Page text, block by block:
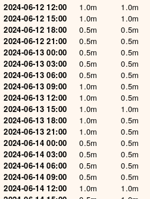
2024-06-12 12:00
2024-06-12 15:00
2024-06-12 18:00
2024-06-12 21:00
2024-06-13 00:00
2024-06-13 03:00
2024-06-13 06:00
2024-06-13 09:00
2024-06-13 12:00
2024-06-13 15:00
2024-06-13 18:00
2024-06-13 21:00
2024-06-14 00:00
2024-06-14 03:00
2024-06-14 06:00
2024-06-14 09:00
2024-06-14 12:00
1.0m
1.0m
0.5m
0.5m
0.5m
0.5m
0.5m
1.0m
1.0m
1.0m
1.0m
1.0m
0.5m
0.5m
0.5m
0.5m
1.0m
1.0m
1.0m
0.5m
0.5m
0.5m
0.5m
0.5m
0.5m
0.5m
1.0m
0.5m
0.5m
0.5m
0.5m
0.5m
0.5m
1.0m